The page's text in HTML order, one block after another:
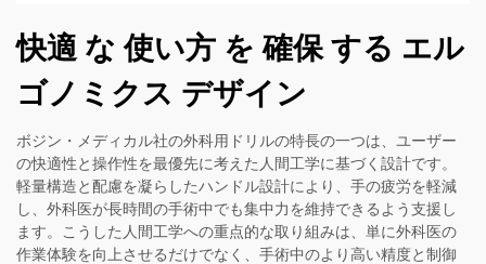
快適 な 使い方 を 確保 する エル
ゴノミクス デザイン
ボジン・メディカル社の外科用ドリルの特長の一つは、ユーザー
の快適性と操作性を最優先に考えた人間工学に基づく設計です。
軽量構造と配慮を凝らしたハンドル設計により、手の疲労を軽減
し、外科医が長時間の手術中でも集中力を維持できるよう支援し
ます。こうした人間工学への重点的な取り組みは、単に外科医の
作業体験を向上させるだけでなく、手術中のより高い精度と制御